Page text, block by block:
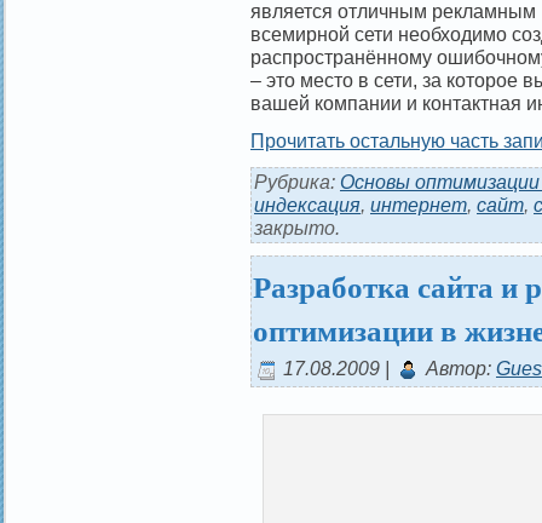
является отличным рекламным
всемирной сети необходимо
распространённому
– это место в сети, за которое
вашей компании и контактная
Прочитать остальную часть
Рубрика: Основы
индексация, интернет, сайт,
закрыто.
Разработка сайта и
оптимизации в
17.08.2009 | Автор: